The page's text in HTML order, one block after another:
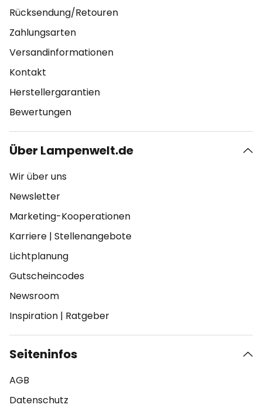
Rücksendung/Retouren
Zahlungsarten
Versandinformationen
Kontakt
Herstellergarantien
Bewertungen
Über Lampenwelt.de
Wir über uns
Newsletter
Marketing-Kooperationen
Karriere | Stellenangebote
Lichtplanung
Gutscheincodes
Newsroom
Inspiration | Ratgeber
Seiteninfos
AGB
Datenschutz